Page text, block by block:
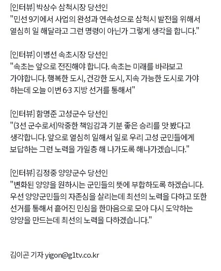
[인터뷰] 박상수 삼척시장 당선인
"민선 9기에서 사업의 완성과 연속성으로 삼척시 발전을 위해서
열심히 일 해달라고 그런 명령이 아닌가 그렇게 생각을 합니다."
[인터뷰] 이병선 속초시장 당선인
"속초는 앞으로 전진해야 합니다. 속초는 미래를 바라보고
가야합니다. 행복한 도시, 건강한 도시, 지속 가능한 도시로 가야
하는데 오늘 이번 6·3 지방 선거를 통해서"
[인터뷰] 함명준 고성군수 당선인
"(3선 군수로서)막중한 책임감과 기분 좋은 승리를 맛 봤다고
생각합니다. 앞으로 열심히 일해서 일로 우리 고성 군민들에게
보답하는 그런 노력을 가일층 해 나가도록 해나가겠습니다."
[인터뷰] 김정중 양양군수 당선인
"변화된 양양을 원하시는 군민들의 뜻에 부합하도록 하겠습니다.
우선 양양군민들의 자존심을 살리는데 최선의 노력을 다하고 또한
선거를 통해서 흩어진 민심을 한마음으로 모아 다시 도약하는
양양을 만드는데 최선의 노력을 다하겠습니다."
김이곤 기자 yigon@g1tv.co.kr